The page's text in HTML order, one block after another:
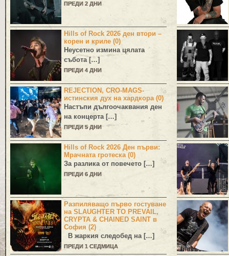
ПРЕДИ 2 ДНИ
Hills of Rock 2026 ден втори –
корен и криле (0)
Неусетно измина цялата
събота […]
ПРЕДИ 4 ДНИ
REJECTION, CRO-MAGS-
истинския дух на хардкора (0)
Настъпи дългоочаквания ден
на концерта […]
ПРЕДИ 5 ДНИ
Hills of Rock 2026 Ден първи:
Мрачната гротеска (0)
За разлика от повечето […]
ПРЕДИ 6 ДНИ
Разпиляващо първо гостуване
на SLAUGHTER TO PREVAIL,
CRYPTA & CHAINED SAINT в
София (2)
В жаркия следобед на […]
ПРЕДИ 1 СЕДМИЦА